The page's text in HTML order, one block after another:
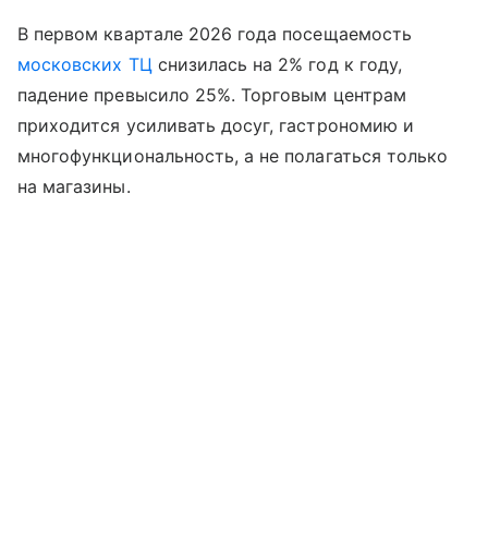
В первом квартале 2026 года посещаемость
московских ТЦ снизилась на 2% год к году,
падение превысило 25%. Торговым центрам
приходится усиливать досуг, гастрономию и
многофункциональность, а не полагаться только
на магазины.